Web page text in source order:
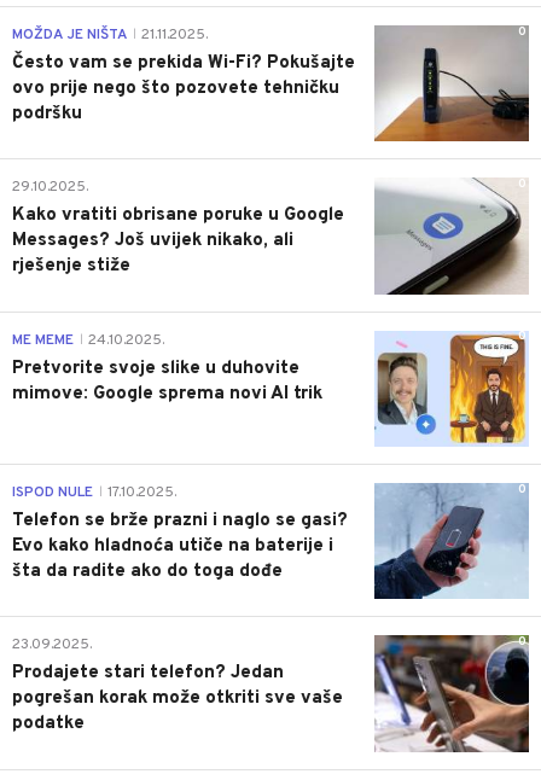
0
MOŽDA JE NIŠTA 21.11.2025.
Često vam se prekida Wi-Fi? Pokušajte
ovo prije nego što pozovete tehničku
podršku
0
29.10.2025.
Kako vratiti obrisane poruke u Google
Messages? Još uvijek nikako, ali
rješenje stiže
0
ME MEME 24.10.2025.
Pretvorite svoje slike u duhovite
mimove: Google sprema novi AI trik
0
ISPOD NULE 17.10.2025.
Telefon se brže prazni i naglo se gasi?
Evo kako hladnoća utiče na baterije i
šta da radite ako do toga dođe
0
23.09.2025.
Prodajete stari telefon? Jedan
pogrešan korak može otkriti sve vaše
podatke